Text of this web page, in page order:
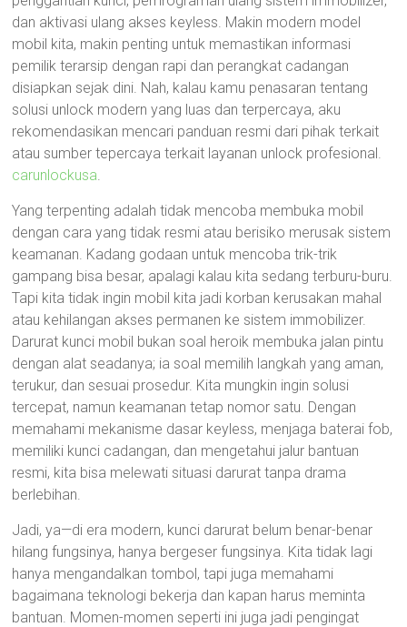
dan aktivasi ulang akses keyless. Makin modern model
mobil kita, makin penting untuk memastikan informasi
pemilik terarsip dengan rapi dan perangkat cadangan
disiapkan sejak dini. Nah, kalau kamu penasaran tentang
solusi unlock modern yang luas dan terpercaya, aku
rekomendasikan mencari panduan resmi dari pihak terkait
atau sumber tepercaya terkait layanan unlock profesional.
carunlockusa.
Yang terpenting adalah tidak mencoba membuka mobil
dengan cara yang tidak resmi atau berisiko merusak sistem
keamanan. Kadang godaan untuk mencoba trik-trik
gampang bisa besar, apalagi kalau kita sedang terburu-buru.
Tapi kita tidak ingin mobil kita jadi korban kerusakan mahal
atau kehilangan akses permanen ke sistem immobilizer.
Darurat kunci mobil bukan soal heroik membuka jalan pintu
dengan alat seadanya; ia soal memilih langkah yang aman,
terukur, dan sesuai prosedur. Kita mungkin ingin solusi
tercepat, namun keamanan tetap nomor satu. Dengan
memahami mekanisme dasar keyless, menjaga baterai fob,
memiliki kunci cadangan, dan mengetahui jalur bantuan
resmi, kita bisa melewati situasi darurat tanpa drama
berlebihan.
Jadi, ya—di era modern, kunci darurat belum benar-benar
hilang fungsinya, hanya bergeser fungsinya. Kita tidak lagi
hanya mengandalkan tombol, tapi juga memahami
bagaimana teknologi bekerja dan kapan harus meminta
bantuan. Momen-momen seperti ini juga jadi pengingat